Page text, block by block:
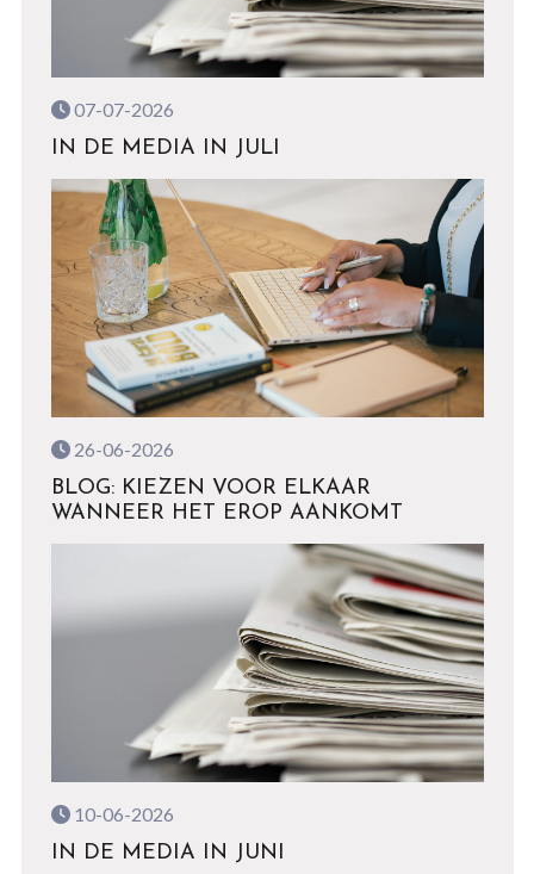
07-07-2026
IN DE MEDIA IN JULI
26-06-2026
BLOG: KIEZEN VOOR ELKAAR
WANNEER HET EROP AANKOMT
10-06-2026
IN DE MEDIA IN JUNI